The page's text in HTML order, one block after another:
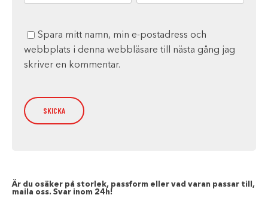
Spara mitt namn, min e-postadress och
webbplats i denna webbläsare till nästa gång jag
skriver en kommentar.
Är du osäker på storlek, passform eller vad varan passar till,
maila oss. Svar inom 24h!